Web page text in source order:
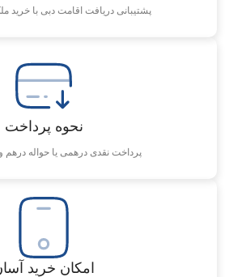
پشتیبانی دریافت اقامت دبی با
نحوه پرداخت
پرداخت نقدی درهمی یا حواله درهم
امکان خرید